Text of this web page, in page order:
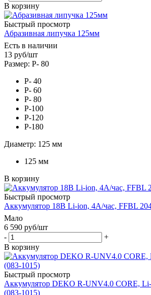
В корзину
Быстрый просмотр
Абразивная липучка 125мм
Есть в наличии
13 руб/шт
Размер: Р- 80
Р- 40
Р- 60
Р- 80
Р-100
Р-120
Р-180
Диаметр: 125 мм
125 мм
В корзину
Быстрый просмотр
Аккумулятор 18В Li-ion, 4А/час, FFBL
Мало
6 590 руб/шт
-
+
В корзину
Быстрый просмотр
Аккумулятор DEKO R-UNV4.0 CORE,
(083-1015)